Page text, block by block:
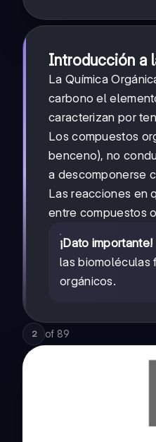
Introducción a
La Química
carbono el
caracterizan por
Los compuestos
benceno), no
a descomponerse
Las reacciones en
entre compuestos
¡Dato importante!
las biomoléculas
orgánicos.
2 of 89